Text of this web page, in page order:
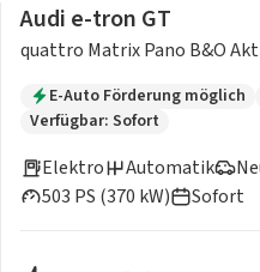
Audi e-tron GT
quattro Matrix Pano B&O
E-Auto Förderung möglich
Verfügbar: Sofort
Elektro
503 PS (370 kW)
Automatik
Sofort